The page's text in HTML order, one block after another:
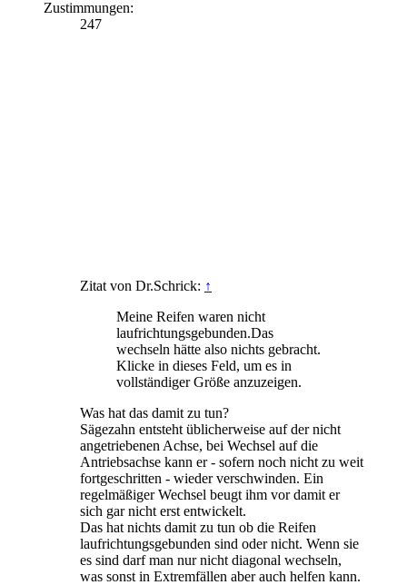
Zustimmungen:
247
Zitat von Dr.Schrick: ↑
Meine Reifen waren nicht
laufrichtungsgebunden.Das
wechseln hätte also nichts gebracht.
Klicke in dieses Feld, um es in
vollständiger Größe anzuzeigen.
Was hat das damit zu tun?
Sägezahn entsteht üblicherweise auf der nicht
angetriebenen Achse, bei Wechsel auf die
Antriebsachse kann er - sofern noch nicht zu weit
fortgeschritten - wieder verschwinden. Ein
regelmäßiger Wechsel beugt ihm vor damit er
sich gar nicht erst entwickelt.
Das hat nichts damit zu tun ob die Reifen
laufrichtungsgebunden sind oder nicht. Wenn sie
es sind darf man nur nicht diagonal wechseln,
was sonst in Extremfällen aber auch helfen kann.